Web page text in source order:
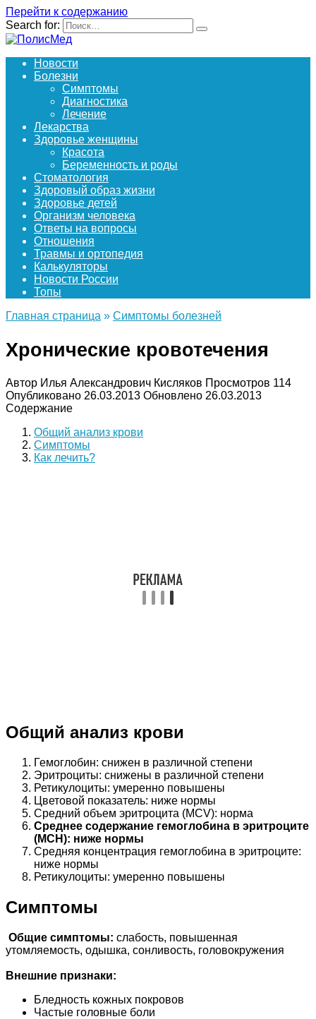
Перейти к содержанию
Search for:
Новости
Болезни
Симптомы
Диагностика
Лечение
Лекарства
Здоровье женщины
Красота
Беременность и роды
Стоматология
Здоровый образ жизни
Здоровье детей
Организм человека
Ответы на вопросы
Отношения
Травмы и ортопедия
Калькуляторы
Новости России
Топы
Главная страница » Симптомы болезней
Хронические кровотечения
Автор Илья Александрович Кисляков Просмотров 114
Опубликовано 26.03.2013 Обновлено 26.03.2013
Содержание
Общий анализ крови
Симптомы
Как лечить?
Общий анализ крови
Гемоглобин: снижен в различной степени
Эритроциты: снижены в различной степени
Ретикулоциты: умеренно повышены
Цветовой показатель: ниже нормы
Средний объем эритроцита (MCV): норма
Среднее содержание гемоглобина в эритроците
(MCH): ниже нормы
Средняя концентрация гемоглобина в эритроците:
ниже нормы
Ретикулоциты: умеренно повышены
Симптомы
Общие симптомы: слабость, повышенная
утомляемость, одышка, сонливость, головокружения
Внешние признаки:
Бледность кожных покровов
Частые головные боли